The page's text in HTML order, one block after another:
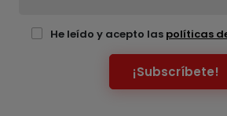
He leído y acepto las políticas
¡Subscríbete!